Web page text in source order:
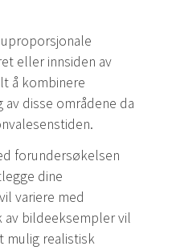
eller innsiden av
å kombinere
disse områdene da
forundersøkelsen
dine
variere med
av bildeeksempler vil
mulig realistisk